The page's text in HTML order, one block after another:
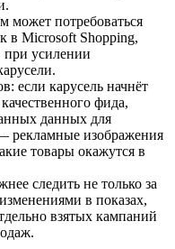
может потребоваться
в Microsoft Shopping,
при усилении
если карусель начнёт
фида,
данных для
рекламные изображения
товары окажутся в
следить не только за
в показах,
взятых кампаний